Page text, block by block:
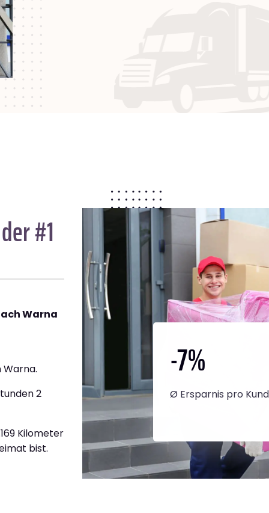
#1
Warna
2
Kilometer
bist.
-7%
Ø Ersparnis pro